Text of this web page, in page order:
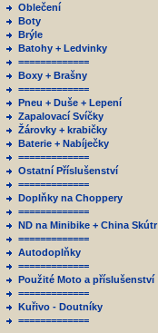
Oblečení
Boty
Brýle
Batohy + Ledvinky
=============
Boxy + Brašny
=============
Pneu + Duše + Lepení
Zapalovací Svíčky
Žárovky + krabičky
Baterie + Nabíječky
=============
Ostatní Příslušenství
=============
Doplňky na Choppery
=============
ND na Minibike + China Skútr
=============
Autodoplňky
=============
Použité Moto a příslušenství
=============
Kuřivo - Doutníky
=============